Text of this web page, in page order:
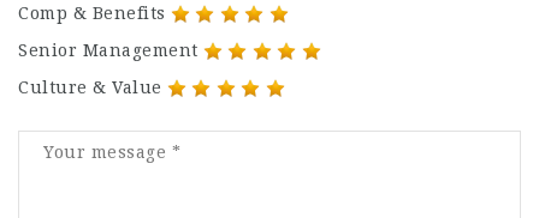
Comp & Benefits
Senior Management
Culture & Value